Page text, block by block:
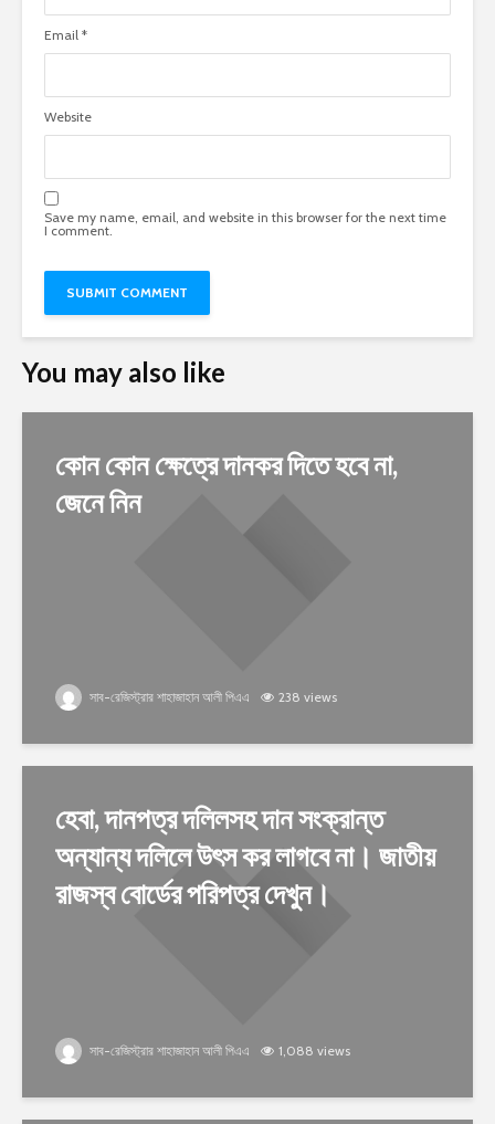
Email *
Website
Save my name, email, and website in this browser for the next time
I comment.
You may also like
কোন কোন ক্ষেত্রে দানকর দিতে হবে না,
জেনে নিন
সাব-রেজিস্ট্রার শাহাজাহান আলী পিএএ 238 views
হেবা, দানপত্র দলিলসহ দান সংক্রান্ত
অন্যান্য দলিলে উৎস কর লাগবে না। জাতীয়
রাজস্ব বোর্ডের পরিপত্র দেখুন।
সাব-রেজিস্ট্রার শাহাজাহান আলী পিএএ 1,088 views